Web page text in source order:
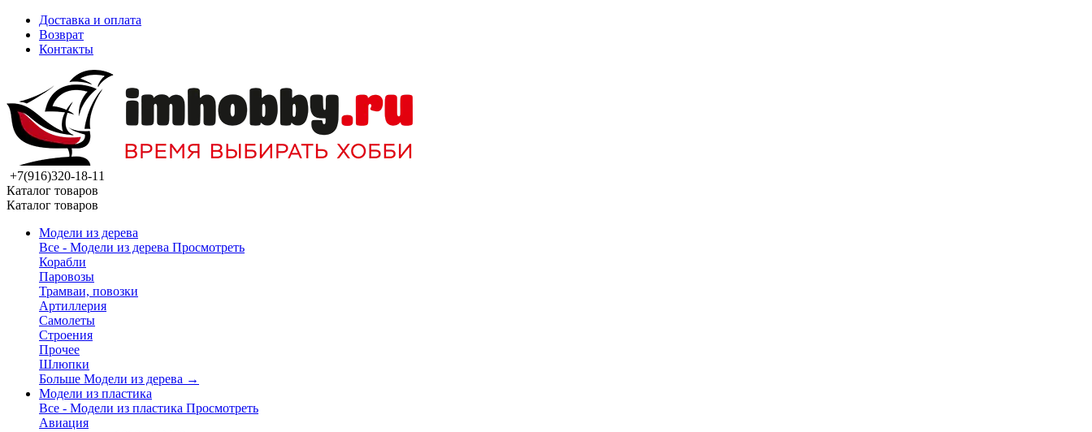
Доставка и оплата
Возврат
Контакты
+7(916)320-18-11
Каталог товаров
Каталог товаров
Модели из дерева
Все - Модели из дерева Просмотреть
Корабли
Паровозы
Трамваи, повозки
Артиллерия
Самолеты
Строения
Прочее
Шлюпки
Больше Модели из дерева →
Модели из пластика
Все - Модели из пластика Просмотреть
Авиация